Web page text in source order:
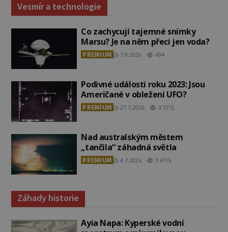
Vesmír a technologie
Co zachycují tajemné snímky
Marsu? Je na něm přeci jen voda?
PREMIUM 7.8.2026 494
Podivné události roku 2023: Jsou
Američané v obležení UFO?
PREMIUM 27.7.2026 3.5TIS
Nad australským městem
„tančila“ záhadná světla
PREMIUM 4.7.2026 3.4TIS
Záhady historie
Ayia Napa: Kyperské vodní